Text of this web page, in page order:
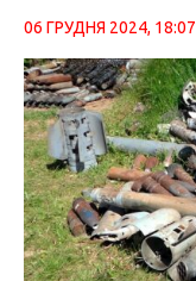
06 ГРУДНЯ 2024, 18:07